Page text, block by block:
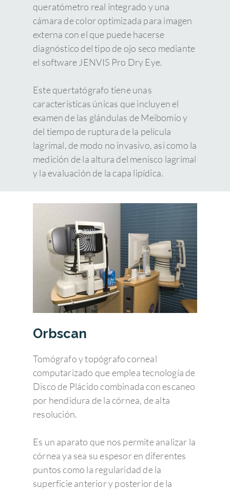
queratómetro real integrado y una
cámara de color optimizada para imagen
externa con el que puede hacerse
diagnóstico del tipo de ojo seco mediante
el software JENVIS Pro Dry Eye.
Este quertatógrafo tiene unas
características únicas que incluyen el
examen de las glándulas de Meibomio y
del tiempo de ruptura de la película
lagrimal, de modo no invasivo, así como la
medición de la altura del menisco lagrimal
y la evaluación de la capa lipídica.
Orbscan
Tomógrafo y topógrafo corneal
computarizado que emplea tecnología de
Disco de Plácido combinada con escaneo
por hendidura de la córnea, de alta
resolución.
Es un aparato que nos permite analizar la
córnea ya sea su espesor en diferentes
puntos como la regularidad de la
superficie anterior y posterior de la